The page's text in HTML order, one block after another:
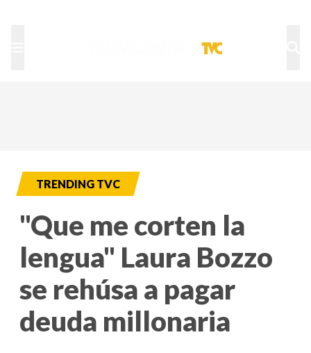
TRENDING TVC
"Que me corten la
lengua" Laura Bozzo
se rehúsa a pagar
deuda millonaria